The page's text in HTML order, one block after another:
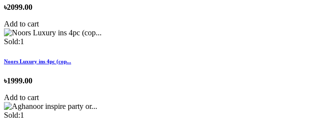
৳2099.00
Add to cart
Sold:1
Noors Luxury ins 4pc (cop...
৳1999.00
Add to cart
Sold:1